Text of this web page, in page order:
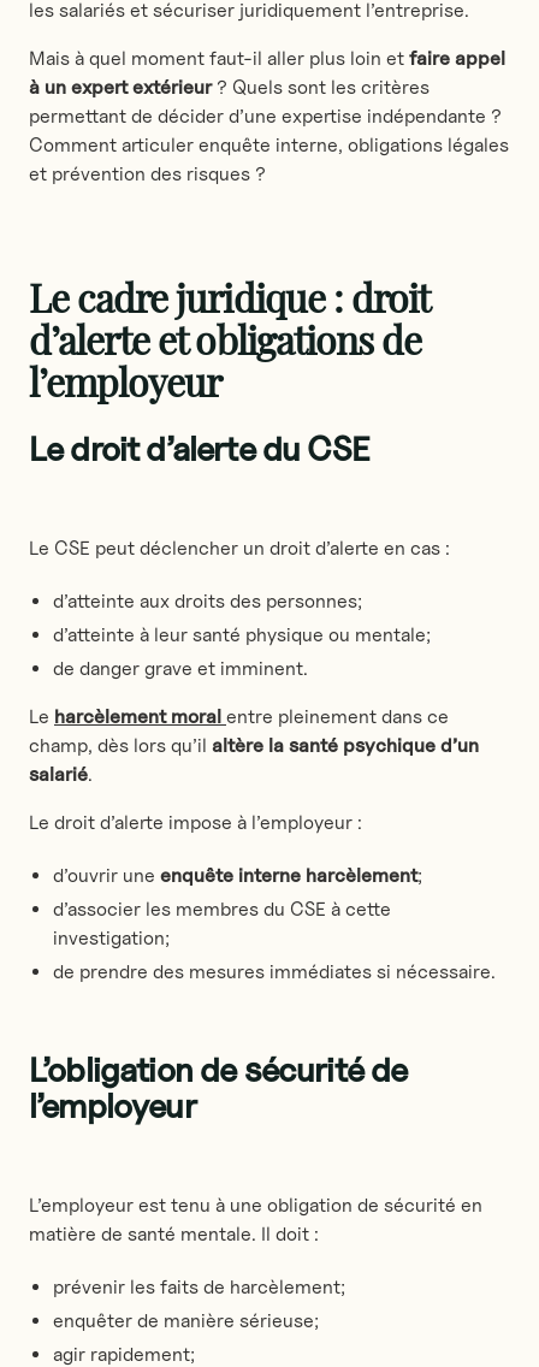
FAQ
les salariés et sécuriser juridiquement l’entreprise.
Mais à quel moment faut-il aller plus loin et faire appel
à un expert extérieur? Quels sont les critères
permettant de décider d’une expertise indépendante ?
Comment articuler enquête interne, obligations légales
et prévention des risques ?
Le cadre juridique : droit
d’alerte et obligations de
l’employeur
Le droit d’alerte du CSE
Le CSE peut déclencher un droit d’alerte en cas :
d’atteinte aux droits des personnes;
d’atteinte à leur santé physique ou mentale;
de danger grave et imminent.
Le harcèlement moral entre pleinement dans ce
champ, dès lors qu’il altère la santé psychique d’un
salarié.
Le droit d’alerte impose à l’employeur :
d’ouvrir une enquête interne harcèlement;
d’associer les membres du CSE à cette
investigation;
de prendre des mesures immédiates si nécessaire.
L’obligation de sécurité de
l’employeur
L’employeur est tenu à une obligation de sécurité en
matière de santé mentale. Il doit :
prévenir les faits de harcèlement;
enquêter de manière sérieuse;
agir rapidement;